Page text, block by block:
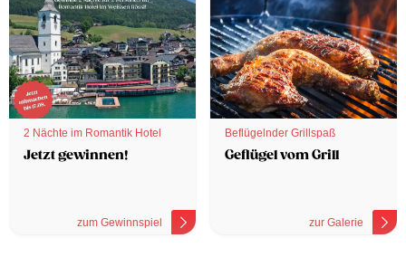
2 Nächte im Romantik Hotel
Jetzt gewinnen!
zum Gewinnspiel
Beflügelnder Grillspaß
Geflügel vom Grill
zur Galerie